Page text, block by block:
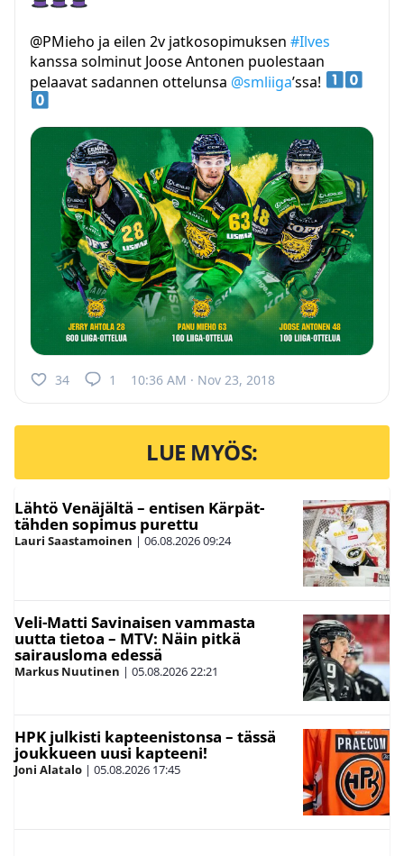
@PMieho ja eilen 2v jatkosopimuksen #Ilves
kanssa solminut Joose Antonen puolestaan
pelaavat sadannen ottelunsa @smliiga’ssa!
34 1 10:36 AM · Nov 23, 2018
LUE MYÖS:
Lähtö Venäjältä – entisen Kärpät-
tähden sopimus purettu
Lauri Saastamoinen | 06.08.202609:24
Veli-Matti Savinaisen vammasta
uutta tietoa – MTV: Näin pitkä
sairausloma edessä
Markus Nuutinen | 05.08.202622:21
HPK julkisti kapteenistonsa – tässä
joukkueen uusi kapteeni!
Joni Alatalo | 05.08.2026 17:45